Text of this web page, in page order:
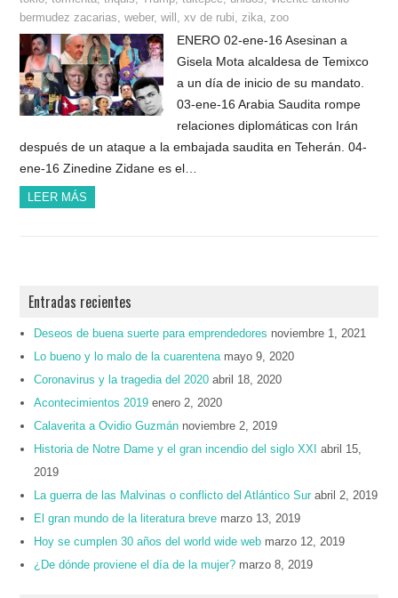
bermudez zacarias ,weber,will ,xv de rubi zika zoo
ENERO 02-ene-16 Asesinan a
Gisela Mota alcaldesa de Temixco
a un día de inicio de su mandato.
03-ene-16 Arabia Saudita rompe
relaciones diplomáticas con Irán
después de un ataque a la embajada saudita en Teherán. 04-
ene-16 Zinedine Zidane es el…
LEER MÁS
Entradas recientes
Deseos de buena suerte para emprendedores noviembre 1, 2021
Lo bueno y lo malo de la cuarentena mayo 9, 2020
Coronavirus y la tragedia del 2020 abril 18, 2020
Acontecimientos 2019 enero 2, 2020
Calaverita a Ovidio Guzmán noviembre 2, 2019
Historia de Notre Dame y el gran incendio del siglo XXI
abril 15,
2019
La guerra de las Malvinas o conflicto del Atlántico Sur abril 2, 2019
El gran mundo de la literatura breve marzo 13, 2019
Hoy se cumplen 30 años del world wide web marzo 12, 2019
¿De dónde proviene el día de la mujer? marzo 8, 2019